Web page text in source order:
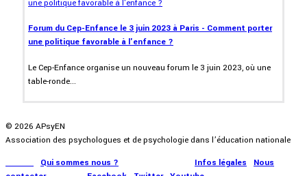
Forum du Cep-Enfance le 3 juin 2023 à Paris - Comment porter
une politique favorable à l'enfance ?
Le Cep-Enfance organise un nouveau forum le 3 juin 2023, où une
table-ronde...
© 2026 APsyEN
Association des psychologues et de psychologie dans l’éducation nationale
Qui sommes nous ? Infos légales
Nous